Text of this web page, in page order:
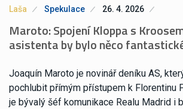
Laša Spekulace 26. 4. 2026
Maroto: Spojení Kloppa s
asistenta by bylo něco
Joaquín Maroto je novinář deníku AS,
pochlubit přímým přístupem k Florentinu
je bývalý šéf komunikace Realu Madrid i